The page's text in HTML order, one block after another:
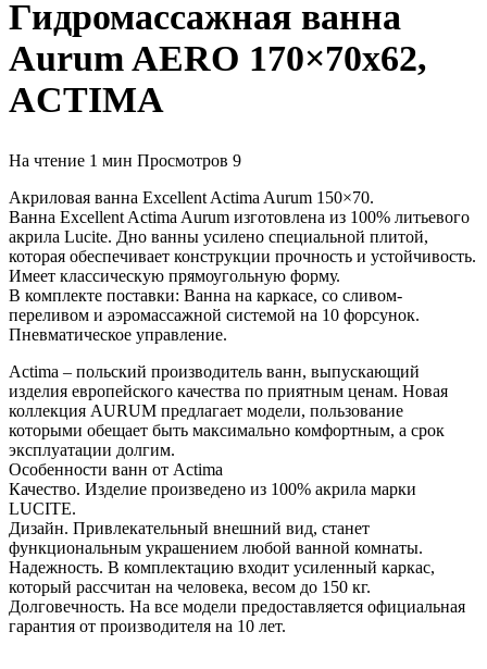
Гидромассажная ванна
Aurum AERO 170×70х62,
ACTIMA
На чтение 1 мин Просмотров 9
Акриловая ванна Excellent Actima Aurum 150×70.
Ванна Excellent Actima Aurum изготовлена из 100% литьевого
акрила Lucite. Дно ванны усилено специальной плитой,
которая обеспечивает конструкции прочность и устойчивость.
Имеет классическую прямоугольную форму.
В комплекте поставки: Ванна на каркасе, со сливом-
переливом и аэромассажной системой на 10 форсунок.
Пневматическое управление.
Actima – польский производитель ванн, выпускающий
изделия европейского качества по приятным ценам. Новая
коллекция AURUM предлагает модели, пользование
которыми обещает быть максимально комфортным, а срок
эксплуатации долгим.
Особенности ванн от Actima
Качество. Изделие произведено из 100% акрила марки
LUCITE.
Дизайн. Привлекательный внешний вид, станет
функциональным украшением любой ванной комнаты.
Надежность. В комплектацию входит усиленный каркас,
который рассчитан на человека, весом до 150 кг.
Долговечность. На все модели предоставляется официальная
гарантия от производителя на 10 лет.